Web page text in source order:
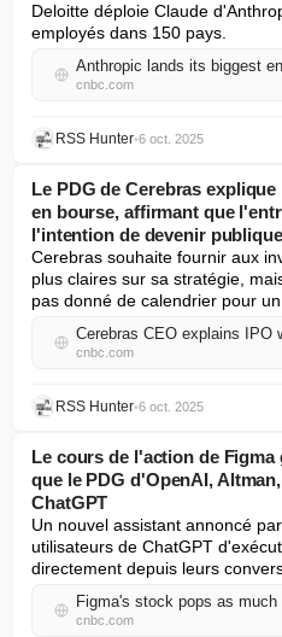
Deloitte déploie Claude
employés dans 150 pays.
cnbc.com
RSS Hunter•6 oct. 2025
Le PDG de Cerebras
en bourse, affirmant que
l'intention de devenir
Cerebras souhaite fournir aux
plus claires sur sa stratégie,
pas donné de calendrier pour
cnbc.com
RSS Hunter•6 oct. 2025
Le cours de l'action de
que le PDG d'OpenAI,
ChatGPT
Un nouvel assistant annoncé
utilisateurs de ChatGPT
directement depuis leurs
cnbc.com